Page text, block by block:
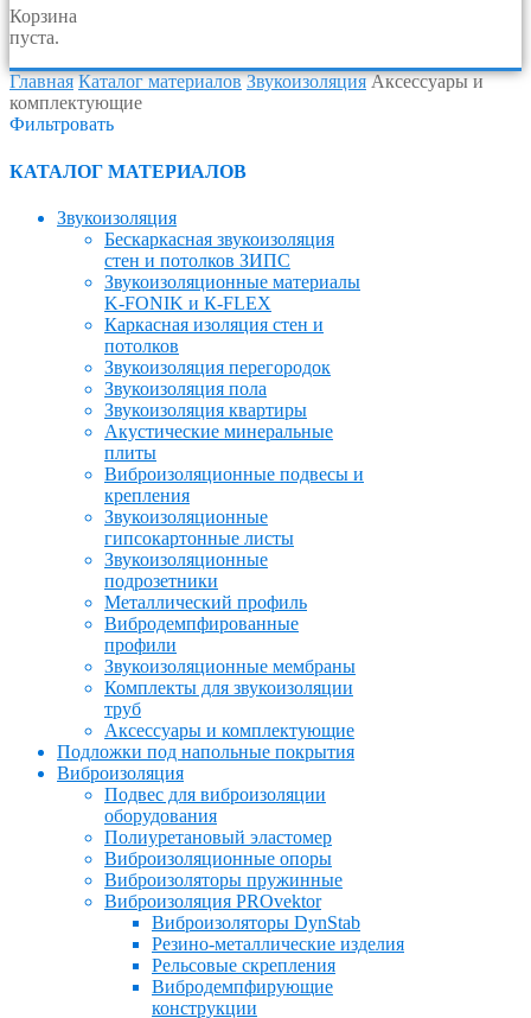
Корзина
пуста.
Главная Каталог материалов Звукоизоляция Аксессуары и
комплектующие
Фильтровать
КАТАЛОГ МАТЕРИАЛОВ
Звукоизоляция
Бескаркасная звукоизоляция
стен и потолков ЗИПС
Звукоизоляционные материалы
K-FONIK и К-FLEX
Каркасная изоляция стен и
потолков
Звукоизоляция перегородок
Звукоизоляция пола
Звукоизоляция квартиры
Акустические минеральные
плиты
Виброизоляционные подвесы и
крепления
Звукоизоляционные
гипсокартонные листы
Звукоизоляционные
подрозетники
Металлический профиль
Вибродемпфированные
профили
Звукоизоляционные мембраны
Комплекты для звукоизоляции
труб
Аксессуары и комплектующие
Подложки под напольные покрытия
Виброизоляция
Подвес для виброизоляции
оборудования
Полиуретановый эластомер
Виброизоляционные опоры
Виброизоляторы пружинные
Виброизоляция PROvektor
Виброизоляторы DynStab
Резино-металлические изделия
Рельсовые скрепления
Вибродемпфирующие
конструкции